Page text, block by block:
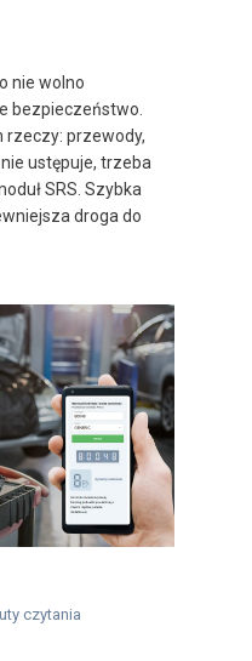
nie wolno
bezpieczeństwo.
rzeczy: przewody,
ustępuje, trzeba
SRS. Szybka
droga do
czytania